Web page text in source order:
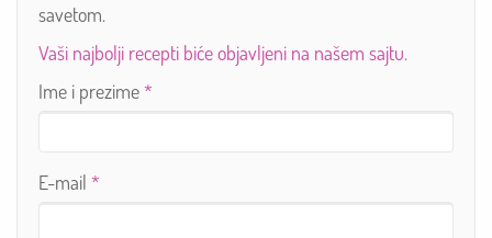
savetom.
Vaši najbolji recepti biće objavljeni na našem sajtu.
Ime i prezime*
E-mail *